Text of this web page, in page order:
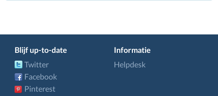
Blijf up-to-date
Twitter
Facebook
Pinterest
Informatie
Helpdesk